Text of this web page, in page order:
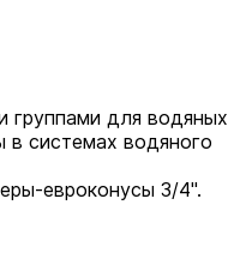
группами для водяных
системах водяного
евроконусы 3/4".